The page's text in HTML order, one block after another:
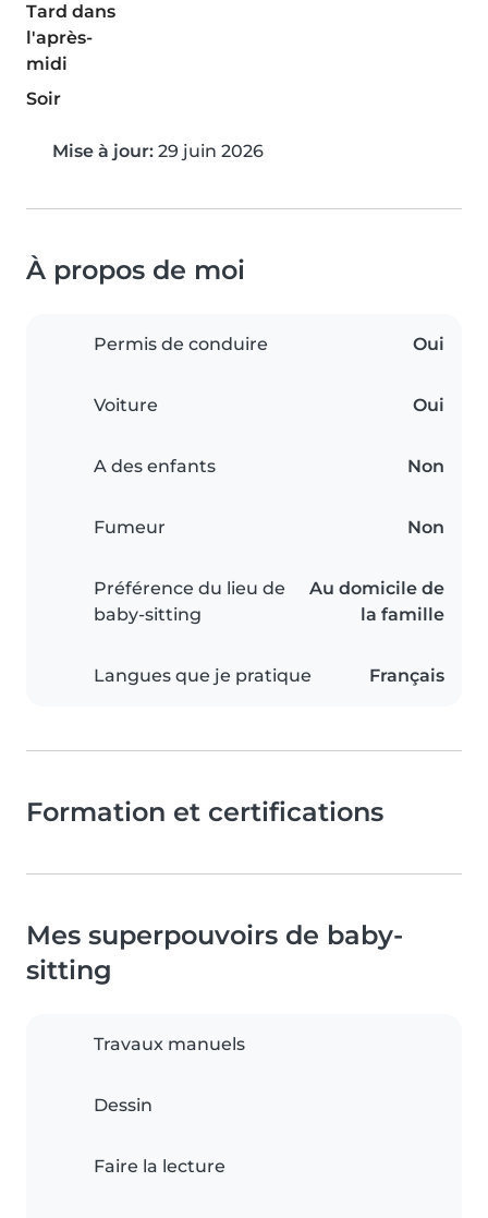
Tard dans
l'après-
midi
Soir
Mise à jour: 29 juin 2026
À propos de moi
Permis de conduire Oui
Voiture Oui
A des enfants Non
Fumeur Non
Préférence du lieu de
baby-sitting
Au domicile de
la famille
Langues que je pratique Français
Formation et certifications
Mes superpouvoirs de baby-
sitting
Travaux manuels
Dessin
Faire la lecture